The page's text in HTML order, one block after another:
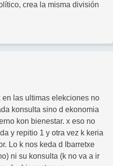
crea la misma división
en las ultimas elekciones no
konsulta sino d ekonomia
kon bienestar. x eso no
y repitio 1 y otra vez k keria
Lo k nos keda d Ibarretxe
ni su konsulta (k no va a ir